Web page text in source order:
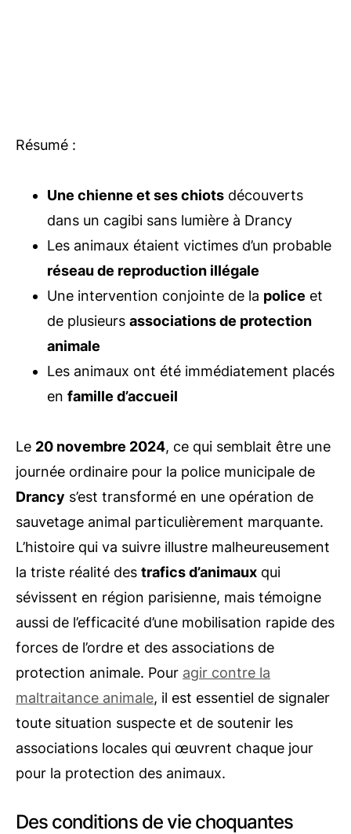
Résumé :
Une chienne et ses chiots découverts
dans un cagibi sans lumière à Drancy
Les animaux étaient victimes d’un probable
réseau de reproduction illégale
Une intervention conjointe de la police et
de plusieurs associations de protection
animale
Les animaux ont été immédiatement placés
en famille d’accueil
Le 20 novembre 2024, ce qui semblait être une
journée ordinaire pour la police municipale de
Drancy s’est transformé en une opération de
sauvetage animal particulièrement marquante.
L’histoire qui va suivre illustre malheureusement
la triste réalité des trafics d’animaux qui
sévissent en région parisienne, mais témoigne
aussi de l’efficacité d’une mobilisation rapide des
forces de l’ordre et des associations de
protection animale. Pour agir contre la
maltraitance animale, il est essentiel de signaler
toute situation suspecte et de soutenir les
associations locales qui œuvrent chaque jour
pour la protection des animaux.
Des conditions de vie choquantes